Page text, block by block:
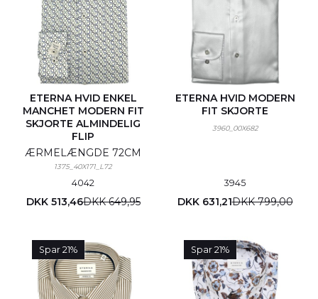
ETERNA HVID ENKEL
MANCHET MODERN FIT
SKJORTE ALMINDELIG
FLIP
ÆRMELÆNGDE 72CM
1375_40X171_L72
4042
DKK 513,46DKK 649,95
ETERNA HVID MODERN
FIT SKJORTE
3960_00X682
3945
DKK 631,21DKK 799,00
Spar 21% Spar 21%